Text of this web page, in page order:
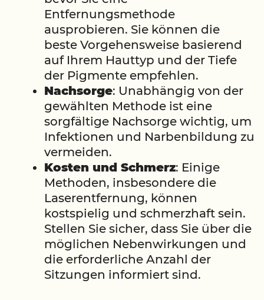
Entfernungsmethode
ausprobieren. Sie können die
beste Vorgehensweise basierend
auf Ihrem Hauttyp und der Tiefe
der Pigmente empfehlen.
Nachsorge: Unabhängig von der
gewählten Methode ist eine
sorgfältige Nachsorge wichtig, um
Infektionen und Narbenbildung zu
vermeiden.
Kosten und Schmerz: Einige
Methoden, insbesondere die
Laserentfernung, können
kostspielig und schmerzhaft sein.
Stellen Sie sicher, dass Sie über die
möglichen Nebenwirkungen und
die erforderliche Anzahl der
Sitzungen informiert sind.